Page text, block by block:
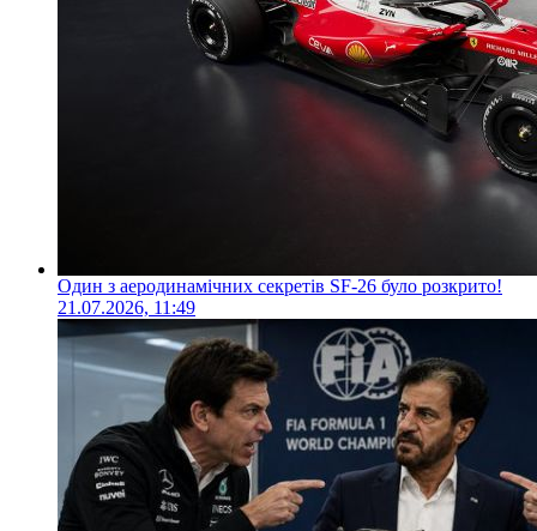
Один з аеродинамічних секретів SF-26 було розкрито!
21.07.2026, 11:49